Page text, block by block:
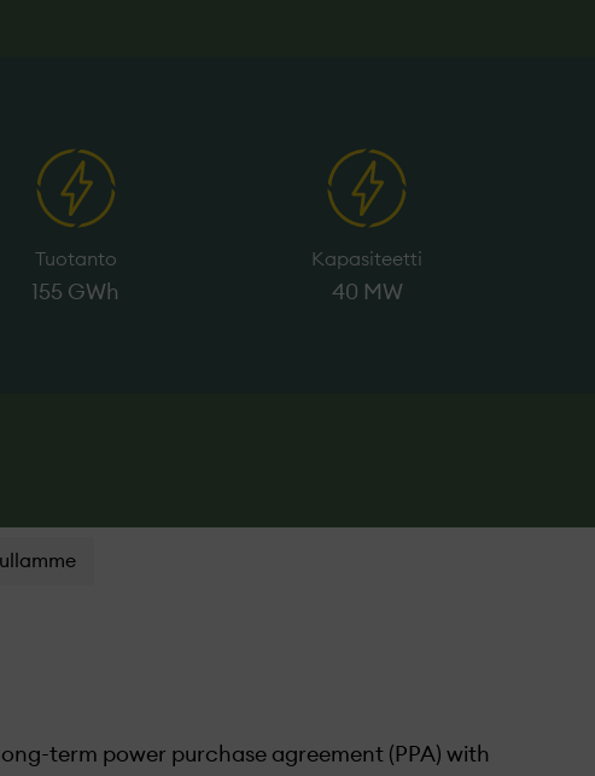
Tuotanto
155 GWh
Kapasiteetti
40 MW
term power purchase agreement (PPA) with